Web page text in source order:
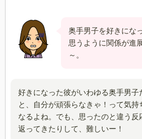
奥手男子を好きにな
思うように関係が進
～。
好きになった彼がいわゆる奥手男子
と、自分が頑張らなきゃ！って気持
なるよね。でも、思ったのと違う反
返ってきたりして、難しいー！